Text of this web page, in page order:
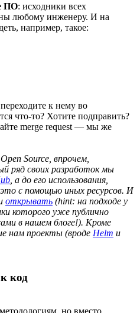
ПО: исходники всех
любому инженеру. И на
например, такое:
к нему во
что-то? Хотите подправить?
merge request — мы же
Source, впрочем,
ряд своих разработок мы
, а до его использования,
с помощью иных ресурсов. И
открывать (hint: на подходе у
которого уже публично
в нашем блоге!). Кроме
нам проекты (вроде Helm и
код
но вместо